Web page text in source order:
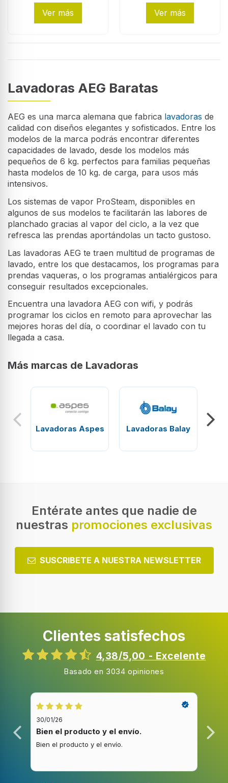
Ver más
Ver más
Lavadoras AEG Baratas
AEG es una marca alemana que fabrica lavadoras de
calidad con diseños elegantes y sofisticados. Entre los
modelos de la marca podrás encontrar diferentes
capacidades de lavado, desde los modelos más
pequeños de 6 kg. perfectos para familias pequeñas
hasta modelos de 10 kg. de carga, para usos más
intensivos.
Los sistemas de vapor ProSteam, disponibles en
algunos de sus modelos te facilitarán las labores de
planchado gracias al vapor del ciclo, a la vez que
refresca las prendas aportándolas un tacto gustoso.
Las lavadoras AEG te traen multitud de programas de
lavado, entre los que destacamos, los programas para
prendas vaqueras, o los programas antialérgicos para
conseguir resultados excepcionales.
Encuentra una lavadora AEG con wifi, y podrás
programar los ciclos en remoto para aprovechar las
mejores horas del día, o coordinar el lavado con tu
llegada a casa.
Más marcas de Lavadoras
Lavadoras Aspes Lavadoras Balay
Entérate antes que nadie de
nuestras promociones exclusivas
SUSCRIBETE A NUESTRA NEWSLETTER
Clientes satisfechos
4,38/5,00 - Excelente
Basado en 3034 opiniones
30/01/26
Bien el producto y el envío.
Bien el producto y el envío.